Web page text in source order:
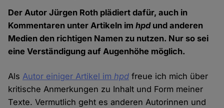
Der Autor Jürgen Roth plädiert dafür, auch in
Kommentaren unter Artikeln imhpdund anderen
Medien den richtigen Namen zu nutzen. Nur so sei
eine Verständigung auf Augenhöhe möglich.
AlsAutor einiger Artikel imhpd freue ich mich über
kritische Anmerkungen zu Inhalt und Form meiner
Texte. Vermutlich geht es anderen Autorinnen und